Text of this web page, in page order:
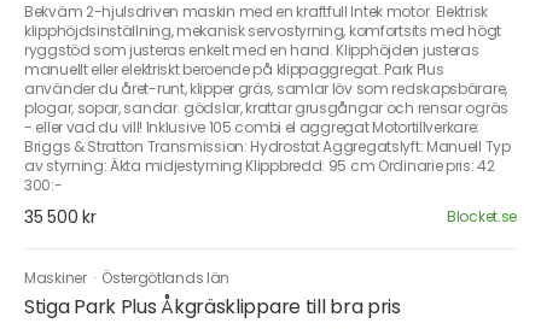
Bekväm 2-hjulsdriven maskin med en kraftfull Intek motor. Elektrisk
klipphöjdsinställning, mekanisk servostyrning, komfortsits med högt
ryggstöd som justeras enkelt med en hand. Klipphöjden justeras
manuellt eller elektriskt beroende på klippaggregat. Park Plus
använder du året-runt, klipper gräs, samlar löv som redskapsbärare,
plogar, sopar, sandar. gödslar, krattar grusgångar och rensar ogräs
- eller vad du vill! Inklusive 105 combi el aggregat Motortillverkare:
Briggs & Stratton Transmission: Hydrostat Aggregatslyft: Manuell Typ
av styrning: Äkta midjestyrning Klippbredd: 95 cm Ordinarie pris: 42
300:-
35 500 kr Blocket.se
Maskiner · Östergötlands län
Stiga Park Plus Åkgräsklippare till bra pris